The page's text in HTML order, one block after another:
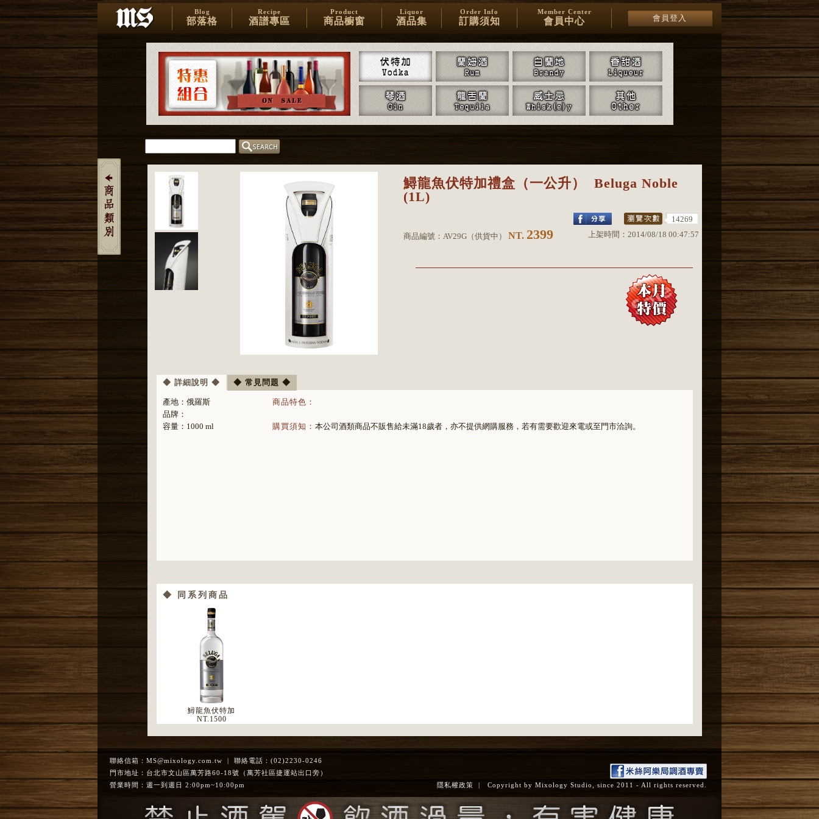
Blog
部落格
Recipe
酒譜專區
Product
商品櫥窗
Liquor
酒品集
Order Info
訂購須知
Member Center
會員中心 會員登入
鱘龍魚伏特加禮盒（一公升）
Beluga Noble
(1L)
14269
商品編號： AV29G （供貨中 ） NT. 2399 上架時間： 2014/08/18 00:47:57
◆ 詳細說明 ◆ ◆ 常見問題 ◆
產地： 俄羅斯
品牌：
容量：1000 ml
商品特色：
購買須知： 本公司酒類商品不販售給未滿18歲者，亦不提供網購服務，若有需要歡迎來電或至門市洽詢。
◆ 同系列商品
鱘龍魚伏特加
NT. 1500
聯絡信箱： MS@mixology.com.tw | 聯絡電話：(02)2230-0246
門市地址：台北市文山區萬芳路60-18號（萬芳社區捷運站出口旁）
營業時間：週一到週日 2:00pm~10:00pm
隱私權政策 | Copyright by Mixology Studio, since 2011 - All rights reserved.